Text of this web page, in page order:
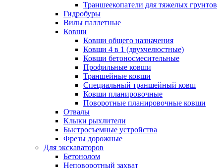
Траншеекопатели для тяжелых грунтов
Гидробуры
Вилы паллетные
Ковши
Ковши общего назначения
Ковши 4 в 1 (двухчелюстные)
Ковши бетоносмесительные
Профильные ковши
Траншейные ковши
Специальный траншейный ковш
Ковши планировочные
Поворотные планировочные ковши
Отвалы
Клыки рыхлители
Быстросъемные устройства
Фрезы дорожные
Для экскаваторов
Бетонолом
Неповоротный захват